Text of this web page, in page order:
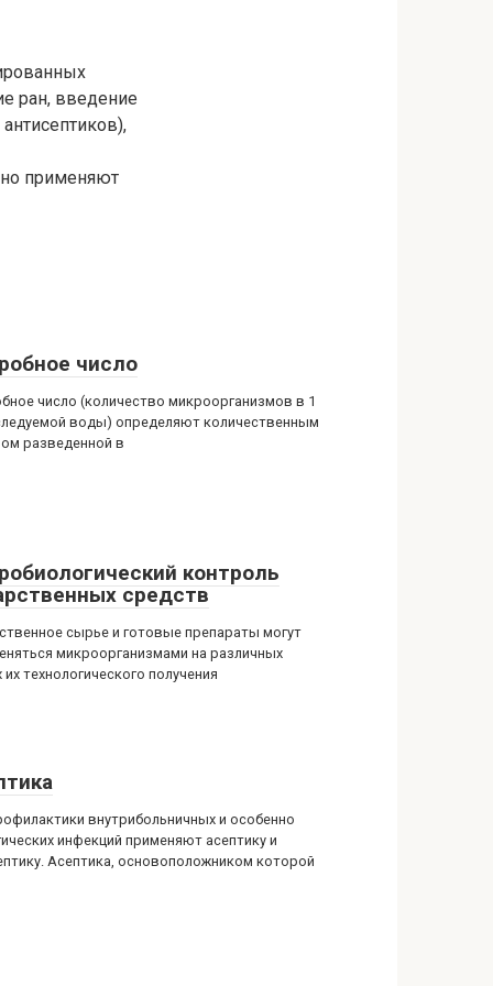
ран, введение
применяют
число
число (количество микроорганизмов в 1
воды) определяют количественным
разведенной в
контроль
средств
сырье и готовые препараты могут
микроорганизмами на различных
их технологического получения
внутрибольничных и особенно
инфекций применяют асептику и
Асептика, основоположником которой